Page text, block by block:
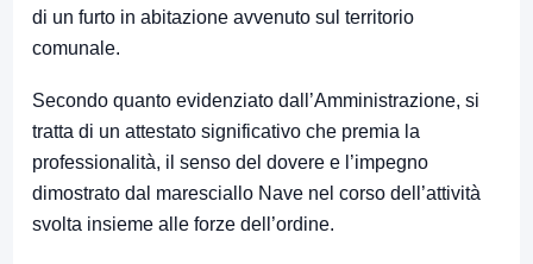
di un furto in abitazione avvenuto sul territorio
comunale.
Secondo quanto evidenziato dall’Amministrazione, si
tratta di un attestato significativo che premia la
professionalità, il senso del dovere e l’impegno
dimostrato dal maresciallo Nave nel corso dell’attività
svolta insieme alle forze dell’ordine.